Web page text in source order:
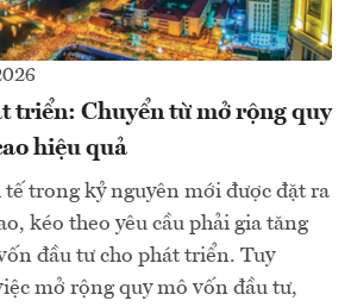
triển: Chuyển từ mở rộng quy
hiệu quả
trong kỷ nguyên mới được đặt ra
kéo theo yêu cầu phải gia tăng
đầu tư cho phát triển. Tuy
mở rộng quy mô vốn đầu tư,